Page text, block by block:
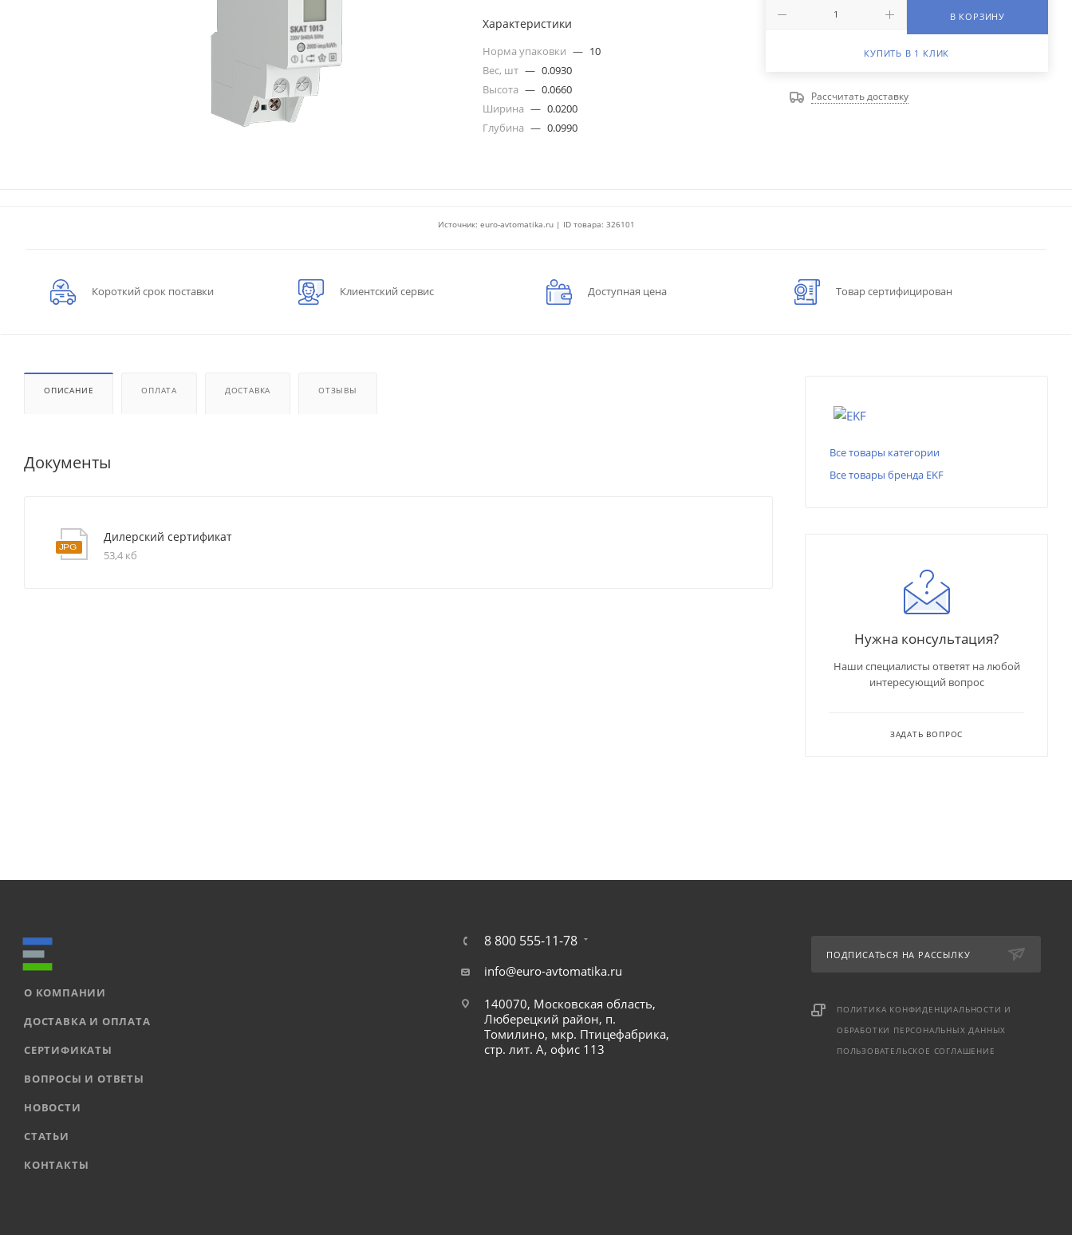
Характеристики
Норма упаковки — 10
Вес, шт — 0.0930
Высота — 0.0660
Ширина — 0.0200
Глубина — 0.0990
В КОРЗИНУ
КУПИТЬ В 1 КЛИК
Рассчитать доставку
Источник: euro-avtomatika.ru | ID товара: 326101
Короткий срок поставки Клиентский сервис Доступная цена Товар сертифицирован
ОПИСАНИЕ ОПЛАТА ДОСТАВКА ОТЗЫВЫ
Документы
Дилерский сертификат
53,4 кб
Все товары категории
Все товары бренда EKF
Нужна консультация?
Наши специалисты ответят на любой
интересующий вопрос
ЗАДАТЬ ВОПРОС
О КОМПАНИИ
ДОСТАВКА И ОПЛАТА
СЕРТИФИКАТЫ
ВОПРОСЫ И ОТВЕТЫ
НОВОСТИ
СТАТЬИ
КОНТАКТЫ
8 800 555-11-78
info@euro-avtomatika.ru
140070, Московская область,
Люберецкий район, п.
Томилино, мкр. Птицефабрика,
стр. лит. А, офис 113
ПОДПИСАТЬСЯ НА РАССЫЛКУ
ПОЛИТИКА КОНФИДЕНЦИАЛЬНОСТИ И
ОБРАБОТКИ ПЕРСОНАЛЬНЫХ ДАННЫХ
ПОЛЬЗОВАТЕЛЬСКОЕ СОГЛАШЕНИЕ